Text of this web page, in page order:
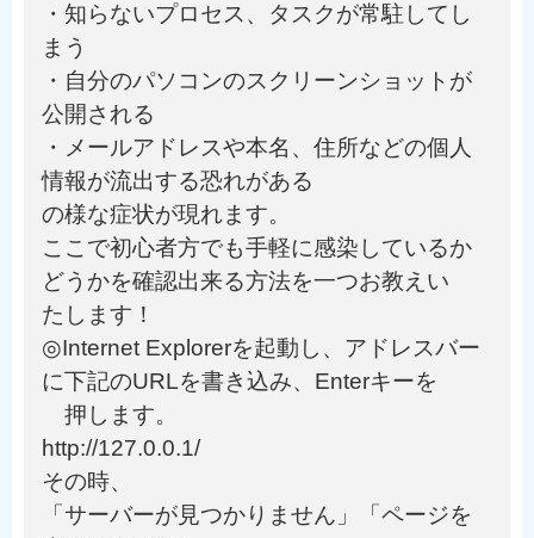
・知らないプロセス、タスクが常駐してし
まう
・自分のパソコンのスクリーンショットが
公開される
・メールアドレスや本名、住所などの個人
情報が流出する恐れがある
の様な症状が現れます。
ここで初心者方でも手軽に感染しているか
どうかを確認出来る方法を一つお教えい
たします！
◎Internet Explorerを起動し、アドレスバー
に下記のURLを書き込み、Enterキーを
押します。
http://127.0.0.1/
その時、
「サーバーが見つかりません」「ページを